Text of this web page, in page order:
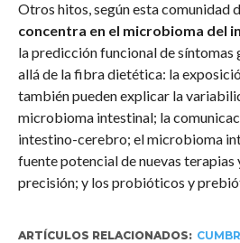
Otros hitos, según esta comunidad
concentra en el microbioma del
la predicción funcional de síntomas
allá de la fibra dietética: la
también pueden explicar la
microbioma intestinal; la
intestino-cerebro; el microbioma
fuente potencial de nuevas terapias
precisión; y los probióticos y
ARTÍCULOS RELACIONADOS: